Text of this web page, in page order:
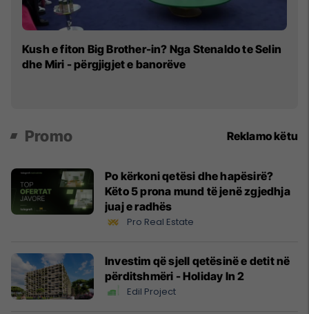
Kush e fiton Big Brother-in? Nga Stenaldo te Selin
dhe Miri - përgjigjet e banorëve
Promo Reklamo këtu
Po kërkoni qetësi dhe hapësirë?
Këto 5 prona mund të jenë zgjedhja
juaj e radhës
Pro Real Estate
Investim që sjell qetësinë e detit në
përditshmëri - Holiday In 2
Edil Project